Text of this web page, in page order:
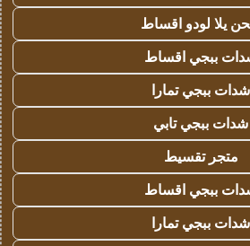
يلا لودو اقساط
ببجي اقساط
شدات ببجي تمارا
شدات ببجي تابي
متجر تقسيط
ببجي اقساط
شدات ببجي تمارا